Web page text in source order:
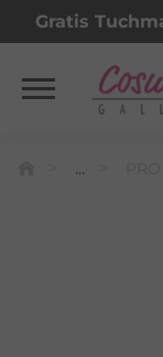
Gratis
...